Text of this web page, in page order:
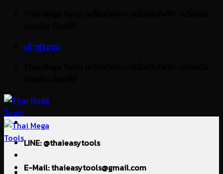
เข้าสู่ระบบ
LINE: @thaieasytools
E-Mail: thaieasytools@gmail.com